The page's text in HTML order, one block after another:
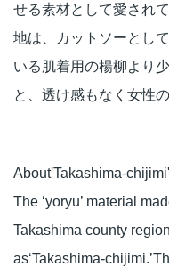
せる素材として愛され
地は、カットソーとし
いる肌着用の楊柳より
と、透け感もなく女性
About'Takashima-chijimi'
The ‘yoryu’ material
Takashima county
as‘Takashima-